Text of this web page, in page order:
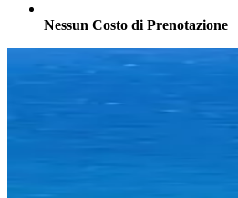
Nessun Costo di Prenotazione